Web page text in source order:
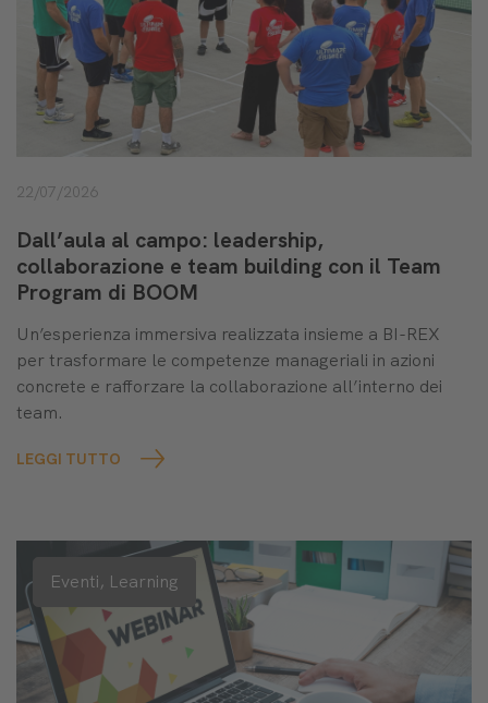
22/07/2026
Dall’aula al campo: leadership,
collaborazione e team building con il Team
Program di BOOM
Un’esperienza immersiva realizzata insieme a BI-REX
per trasformare le competenze manageriali in azioni
concrete e rafforzare la collaborazione all’interno dei
team.
LEGGI TUTTO
Eventi, Learning